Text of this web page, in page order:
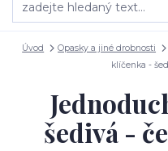
Úvod Opasky a jiné drobnosti
klíčenka -
šedivá -